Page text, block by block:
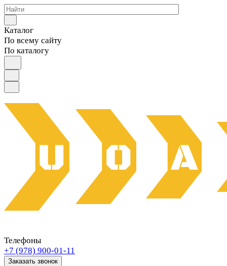
Каталог
По всему сайту
По каталогу
Телефоны
+7 (978) 900-01-11
Заказать звонок